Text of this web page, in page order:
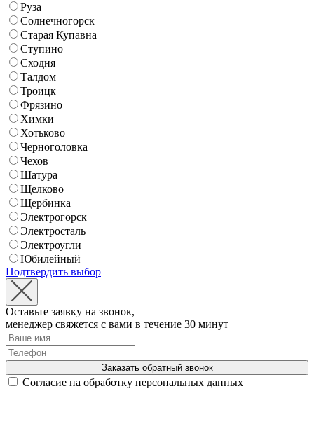
Руза
Солнечногорск
Старая Купавна
Ступино
Сходня
Талдом
Троицк
Фрязино
Химки
Хотьково
Черноголовка
Чехов
Шатура
Щелково
Щербинка
Электрогорск
Электросталь
Электроугли
Юбилейный
Подтвердить выбор
Оставьте заявку на звонок,
менеджер свяжется с вами в течение 30 минут
Заказать обратный звонок
Согласие на обработку персональных данных